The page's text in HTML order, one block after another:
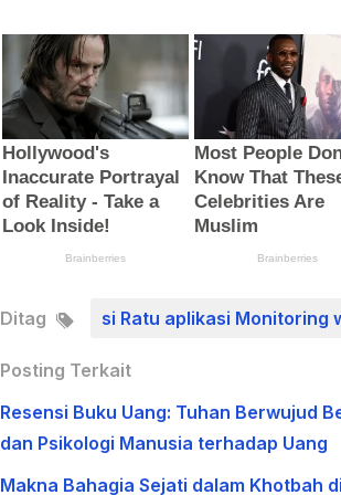
Ditag si Ratu aplikasi Monitoring
Posting Terkait
Resensi Buku Uang: Tuhan Berwujud
dan Psikologi Manusia terhadap Uang
Makna Bahagia Sejati dalam Khotbah